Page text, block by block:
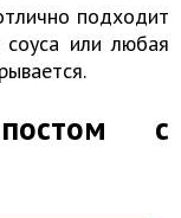
подходит
соуса или любая
с